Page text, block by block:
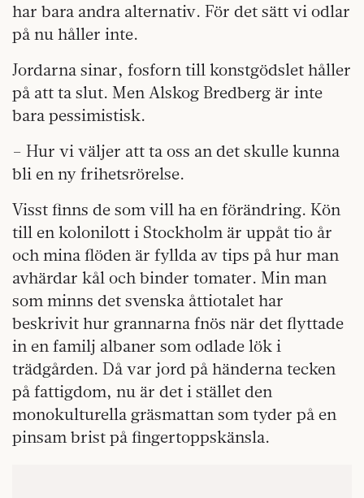
har bara andra alternativ. För det sätt vi odlar
på nu håller inte.
Jordarna sinar, fosforn till konstgödslet håller
på att ta slut. Men Alskog Bredberg är inte
bara pessimistisk.
– Hur vi väljer att ta oss an det skulle kunna
bli en ny frihetsrörelse.
Visst finns de som vill ha en förändring. Kön
till en kolonilott i Stockholm är uppåt tio år
och mina flöden är fyllda av tips på hur man
avhärdar kål och binder tomater. Min man
som minns det svenska åttiotalet har
beskrivit hur grannarna fnös när det flyttade
in en familj albaner som odlade lök i
trädgården. Då var jord på händerna tecken
på fattigdom, nu är det i stället den
monokulturella gräsmattan som tyder på en
pinsam brist på fingertoppskänsla.